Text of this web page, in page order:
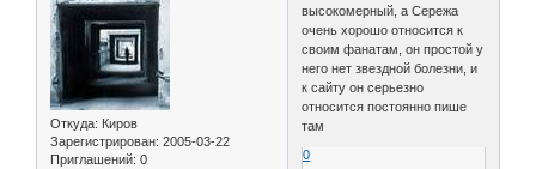
Откуда: Киров
Зарегистрирован: 2005-03-22
Приглашений: 0
высокомерный, а Сережа
очень хорошо относится к
своим фанатам, он простой у
него нет звездной болезни, и
к сайту он серьезно
относится постоянно пише
там
0